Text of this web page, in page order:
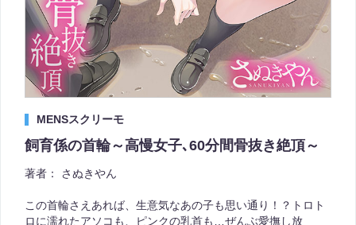
MENSスクリーモ
飼育係の首輪～高慢女子､60分間骨抜き絶頂～
著者： さぬきやん
この首輪さえあれば、生意気なあの子も思い通り！？トロト
ロに濡れたアソコも、ピンクの乳首も…ぜんぶ愛撫し放